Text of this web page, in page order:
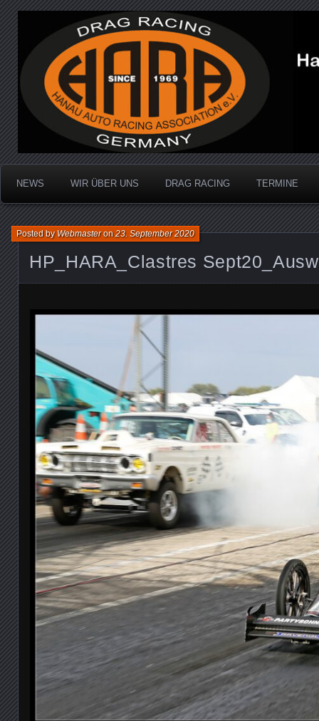
Hanau Auto Racing
Dragracing auf der 1/4 Meile
NEWS WIR ÜBER UNS DRAG RACING TERMINE
HP_HARA_Clastres
Posted byWebmasteron23. September 2020